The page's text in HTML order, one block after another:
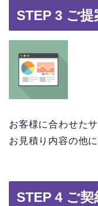
STEP 3 ご提
お客様に合わせた
お見積り内容の他
STEP 4 ご契